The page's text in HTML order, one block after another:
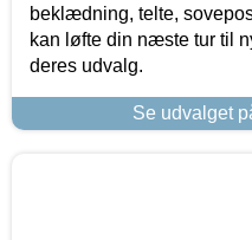
beklædning, telte,
kan løfte din næste tur til
deres udvalg.
Se udvalget